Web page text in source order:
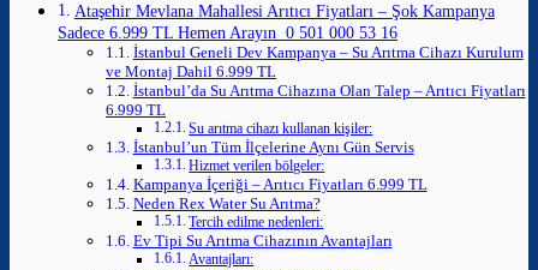
Ataşehir Mevlana Mahallesi Arıtıcı Fiyatları – Şok Kampanya
Sadece 6.999 TL Hemen Arayın 0 501 000 53 16
İstanbul Geneli Dev Kampanya – Su Arıtma Cihazı Kurulum
ve Montaj Dahil 6.999 TL
İstanbul’da Su Arıtma Cihazına Olan Talep – Arıtıcı Fiyatları
6.999 TL
Su arıtma cihazı kullanan kişiler:
İstanbul’un Tüm İlçelerine Aynı Gün Servis
Hizmet verilen bölgeler:
Kampanya İçeriği – Arıtıcı Fiyatları 6.999 TL
Neden Rex Water Su Arıtma?
Tercih edilme nedenleri:
Ev Tipi Su Arıtma Cihazının Avantajları
Avantajları: